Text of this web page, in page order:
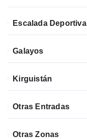
Escalada Deportiva
Galayos
Kirguistán
Otras Entradas
Otras Zonas